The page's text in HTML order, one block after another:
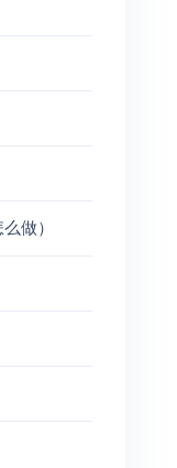
做）